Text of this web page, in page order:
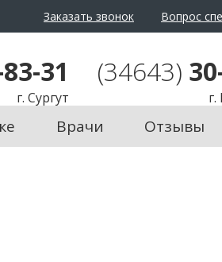
Изображения:
Заказать звонок Вопрос
31
г. Сургут
(34643)
Врачи Отзывы